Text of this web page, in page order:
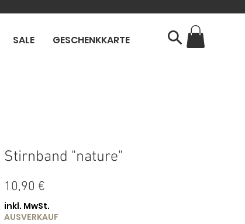
SALE GESCHENKKARTE
Stirnband "nature"
10,90 €
inkl. MwSt.
AUSVERKAUF